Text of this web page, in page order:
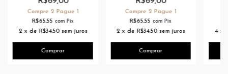
Compre 2 Pague 1
R$65,55 com Pix
2 x de R$34,50 sem juros
Compre 2 Pague 1
R$65,55com Pix
2 x de R$34,50 sem juros
4 x